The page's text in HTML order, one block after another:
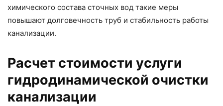
химического состава сточных вод такие меры
повышают долговечность труб и стабильность работы
канализации.
Расчет стоимости услуги
гидродинамической очистки
канализации